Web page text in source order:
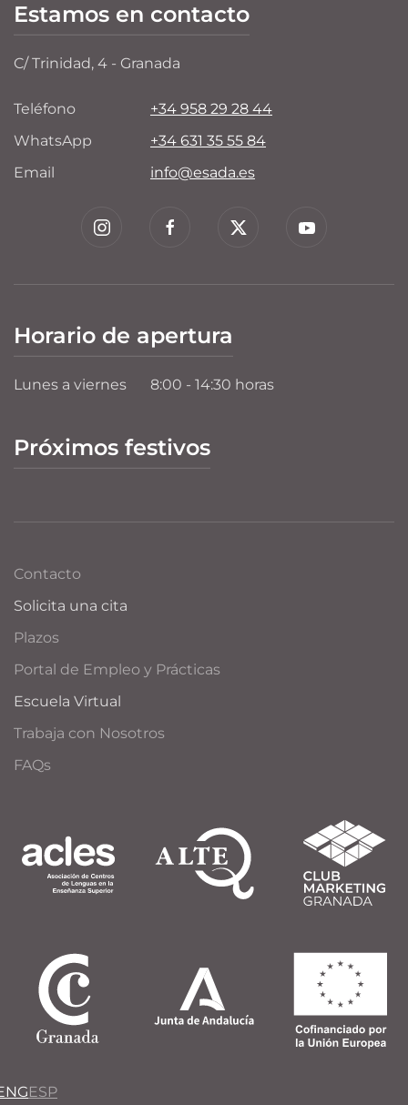
Estamos en contacto
C/ Trinidad, 4 - Granada
Teléfono
+34 958 29 28 44
WhatsApp
+34 631 35 55 84
Email
info@esada.es
Horario de apertura
Lunes a viernes 8:00 - 14:30 horas
Próximos festivos
Contacto
Solicita una cita
Plazos
Portal de Empleo y Prácticas
Escuela Virtual
Trabaja con Nosotros
FAQs
ESP